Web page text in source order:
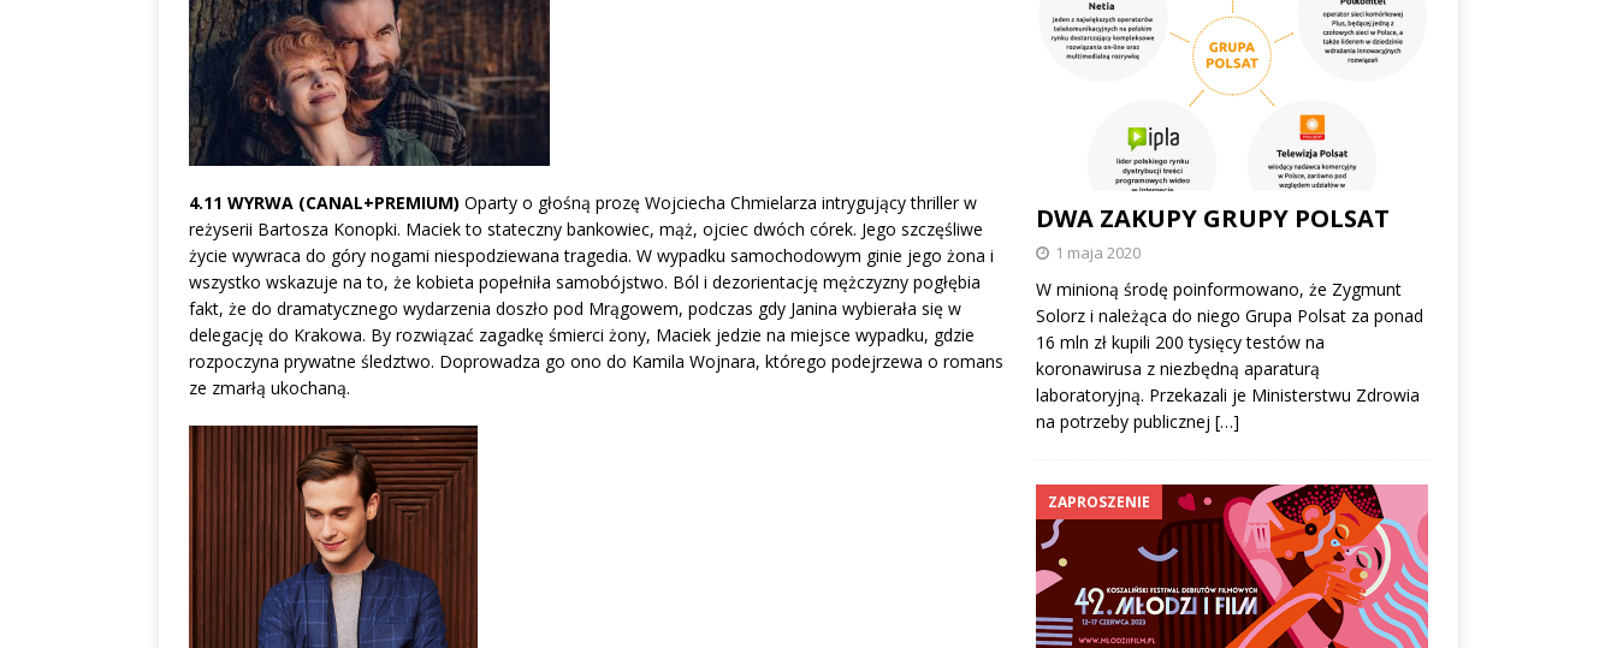
4.11 WYRWA (CANAL+PREMIUM) Oparty o głośną prozę Wojciecha Chmielarza intrygujący thriller w
reżyserii Bartosza Konopki. Maciek to stateczny bankowiec, mąż, ojciec dwóch córek. Jego szczęśliwe
życie wywraca do góry nogami niespodziewana tragedia. W wypadku samochodowym ginie jego żona i
wszystko wskazuje na to, że kobieta popełniła samobójstwo. Ból i dezorientację mężczyzny pogłębia
fakt, że do dramatycznego wydarzenia doszło pod Mrągowem, podczas gdy Janina wybierała się w
delegację do Krakowa. By rozwiązać zagadkę śmierci żony, Maciek jedzie na miejsce wypadku, gdzie
rozpoczyna prywatne śledztwo. Doprowadza go ono do Kamila Wojnara, którego podejrzewa o romans
ze zmarłą ukochaną.
DWA ZAKUPY GRUPY POLSAT
1 maja 2020
W minioną środę poinformowano, że Zygmunt
Solorz i należąca do niego Grupa Polsat za ponad
16 mln zł kupili 200 tysięcy testów na
koronawirusa z niezbędną aparaturą
laboratoryjną. Przekazali je Ministerstwu Zdrowia
na potrzeby publicznej […]
ZAPROSZENIE